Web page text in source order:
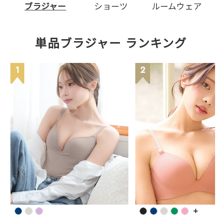
ブラジャー ショーツ ルームウェア
単品ブラジャー ランキング
1 2
+